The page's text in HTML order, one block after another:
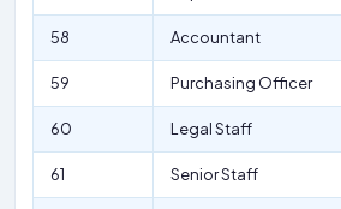
58 Accountant
59 Purchasing Officer
60 Legal Staff
61 Senior Staff